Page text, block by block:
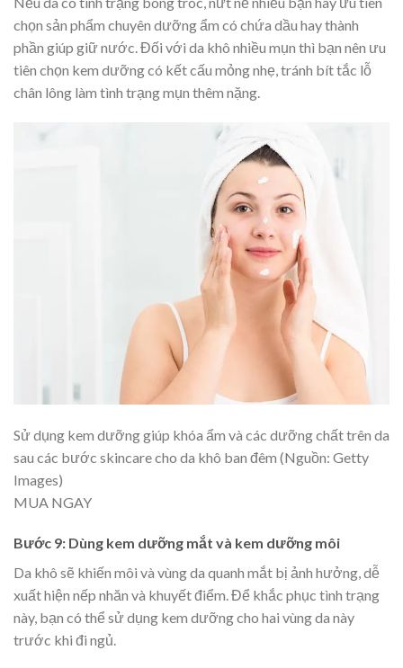
chọn sản phẩm chuyên dưỡng ẩm có chứa dầu hay thành
phần giúp giữ nước. Đối với da khô nhiều mụn thì bạn nên ưu
tiên chọn kem dưỡng có kết cấu mỏng nhẹ, tránh bít tắc lỗ
chân lông làm tình trạng mụn thêm nặng.
Sử dụng kem dưỡng giúp khóa ẩm và các dưỡng chất trên da
sau các bước skincare cho da khô ban đêm (Nguồn: Getty
Images)
MUA NGAY
Bước 9: Dùng kem dưỡng mắt và kem dưỡng môi
Da khô sẽ khiến môi và vùng da quanh mắt bị ảnh hưởng, dễ
xuất hiện nếp nhăn và khuyết điểm. Để khắc phục tình trạng
này, bạn có thể sử dụng kem dưỡng cho hai vùng da này
trước khi đi ngủ.